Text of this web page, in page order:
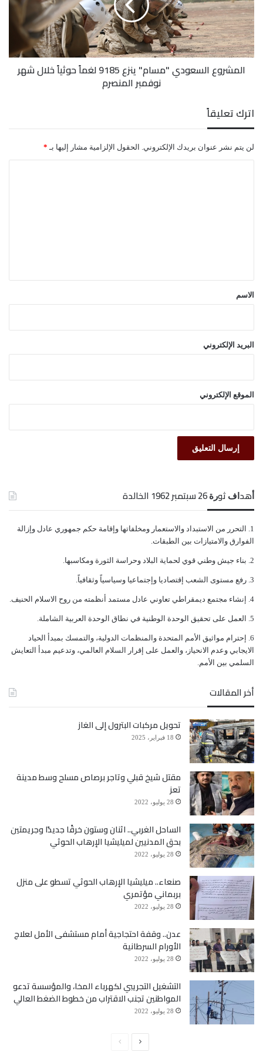
9185
لغماً
حوثياً
خلال
شهر
نوفمبر
المشروع السعودي "مسام" ينزع 9185 لغماً حوثياً خلال شهر
نوفمبر المنصرم
اترك تعليقاً
لن يتم نشر عنوان بريدك الإلكتروني. الحقول الإلزامية مشار إليها بـ *
*
الاسم
البريد الإلكتروني
الموقع الإلكتروني
ﺃﻫﺪﺍﻑ ﺛﻮﺭﺓ 26 ﺳﺒﺘﻤﺒﺮ 1962 الخالدة
ﺍﻟﺘﺤﺮﺭ ﻣﻦ ﺍﻻﺳﺘﺒﺪﺍﺩ ﻭﺍﻻﺳﺘﻌﻤﺎﺭ ﻭﻣﺨﻠﻔﺎﺗﻬﺎ ﻭﺇﻗﺎﻣﺔ ﺣﻜﻢ ﺟﻤﻬﻮﺭﻱ ﻋﺎﺩﻝ ﻭﺇﺯﺍﻟﺔ
ﺍﻟﻔﻮﺍﺭﻕ ﻭﺍﻻﻣﺘﻴﺎﺯﺍﺕ ﺑﻴﻦ ﺍﻟﻄﺒﻘﺎﺕ.
ﺑﻨﺎﺀ ﺟﻴﺶ ﻭﻃﻨﻲ ﻗﻮﻱ ﻟﺤﻤﺎﻳﺔ ﺍﻟﺒﻼﺩ ﻭﺣﺮﺍﺳﺔ ﺍﻟﺜﻮﺭﺓ ﻭﻣﻜﺎﺳﺒﻬﺎ.
ﺭﻓﻊ ﻣﺴﺘﻮﻯ ﺍﻟﺸﻌﺐ ﺇﻗﺘﺼﺎﺩﻳﺎ ﻭﺇﺟﺘﻤﺎﻋﻴﺎ ﻭﺳﻴﺎﺳﻴﺎً ﻭﺛﻘﺎﻓﻴﺎً.
ﺇﻧﺸﺎﺀ ﻣﺠﺘﻤﻊ ﺩﻳﻤﻘﺮﺍﻃﻲ ﺗﻌﺎﻭﻧﻲ ﻋﺎﺩﻝ ﻣﺴﺘﻤﺪ ﺃﻧﻈﻤﺘﻪ ﻣﻦ ﺭﻭﺡ ﺍﻻﺳﻼﻡ ﺍﻟﺤﻨﻴﻒ.
ﺍﻟﻌﻤﻞ ﻋﻠﻰ ﺗﺤﻘﻴﻖ ﺍﻟﻮﺣﺪﺓ ﺍﻟﻮﻃﻨﻴﺔ ﻓﻲ ﻧﻄﺎﻕ ﺍﻟﻮﺣﺪﺓ ﺍﻟﻌﺮﺑﻴﺔ ﺍﻟﺸﺎﻣﻠﺔ.
ﺇﺣﺘﺮﺍﻡ ﻣﻮﺍﺛﻴﻖ الأﻣﻢ ﺍﻟﻤﺘﺤﺪﺓ ﻭﺍﻟﻤﻨﻈﻤﺎﺕ ﺍﻟﺪﻭﻟﻴﺔ، ﻭﺍﻟﺘﻤﺴﻚ ﺑﻤﺒﺪﺃ ﺍﻟﺤﻴﺎﺩ
ﺍﻻﻳﺠﺎﺑﻲ ﻭﻋﺪﻡ ﺍﻻﻧﺤﻴﺎﺯ، ﻭﺍﻟﻌﻤﻞ ﻋﻠﻰ ﺇﻗﺮﺍﺭ ﺍﻟﺴﻼﻡ ﺍﻟﻌﺎﻟﻤﻲ، ﻭﺗﺪﻋﻴﻢ ﻣﺒﺪﺃ ﺍﻟﺘﻌﺎﻳﺶ
ﺍﻟﺴﻠﻤﻲ ﺑﻴﻦ ﺍﻷﻣﻢ.
أخر المقالات
تحويل مركبات البترول إلى الغاز
18 فبراير، 2025
مقتل شيخ قبلي وتاجر برصاص مسلح وسط مدينة
تعز
28 يوليو، 2022
الساحل الغربي.. اثنان وستون خرقًا جديدًا وجريمتين
بحق المدنيين لميليشيا الإرهاب الحوثي
28 يوليو، 2022
صنعاء.. ميليشيا الإرهاب الحوثي تسطو على منزل
بربماني مؤتمري
28 يوليو، 2022
عدن.. وقفة احتجاجية أمام مستشفى الأمل لعلاج
الأورام السرطانية
28 يوليو، 2022
التشغيل التجريبي لكهرباء المخا، والمؤسسة تدعو
المواطنين تجنب الاقتراب من خطوط الضغط العالي
28 يوليو، 2022
الصفحةالصفحة